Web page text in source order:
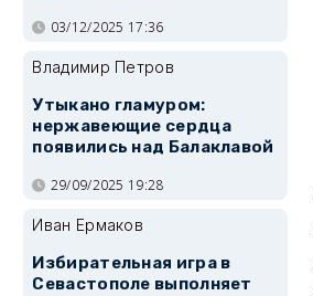
03/12/2025 17:36
Владимир Петров
Утыкано гламуром:
нержавеющие сердца
появились над Балаклавой
29/09/2025 19:28
Иван Ермаков
Избирательная игра в
Севастополе выполняет